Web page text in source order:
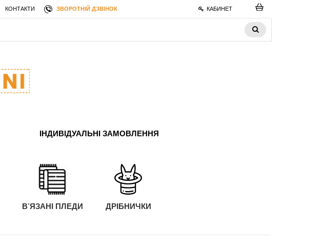
КОНТАКТИ ЗВОРОТНІЙ ДЗВІНОК КАБИНЕТ
ІНДИВІДУАЛЬНІ ЗАМОВЛЕННЯ
В'ЯЗАНІ ПЛЕДИ ДРІБНИЧКИ